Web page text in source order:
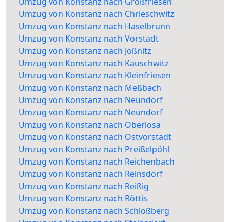
Umzug von Konstanz nach Chrieschwitz
Umzug von Konstanz nach Haselbrunn
Umzug von Konstanz nach Vorstadt
Umzug von Konstanz nach Jößnitz
Umzug von Konstanz nach Kauschwitz
Umzug von Konstanz nach Kleinfriesen
Umzug von Konstanz nach Meßbach
Umzug von Konstanz nach Neundorf
Umzug von Konstanz nach Neundorf
Umzug von Konstanz nach Oberlosa
Umzug von Konstanz nach Ostvorstadt
Umzug von Konstanz nach Preißelpöhl
Umzug von Konstanz nach Reichenbach
Umzug von Konstanz nach Reinsdorf
Umzug von Konstanz nach Reißig
Umzug von Konstanz nach Röttis
Umzug von Konstanz nach Schloßberg